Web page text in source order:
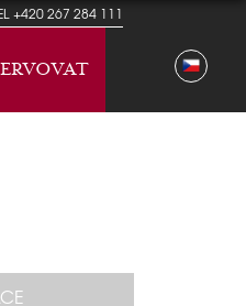
+420 267 284 111